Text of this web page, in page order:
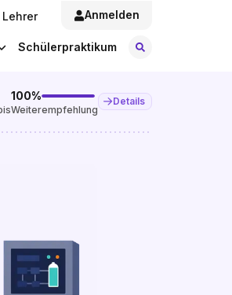
Lehrer Anmelden
Schülerpraktikum
100%
Weiterempfehlung
Details